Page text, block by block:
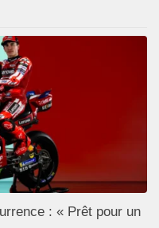
: « Prêt pour un